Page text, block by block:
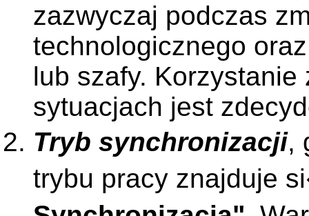
zazwyczaj podczas
technologicznego
lub szafy.
sytuacjach jest
Tryb synchronizacji,
trybu pracy